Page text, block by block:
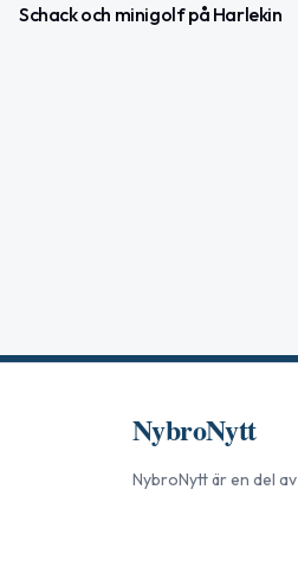
Schack och minigolf på Harlekin
NybroNytt
NybroNyttär en del av